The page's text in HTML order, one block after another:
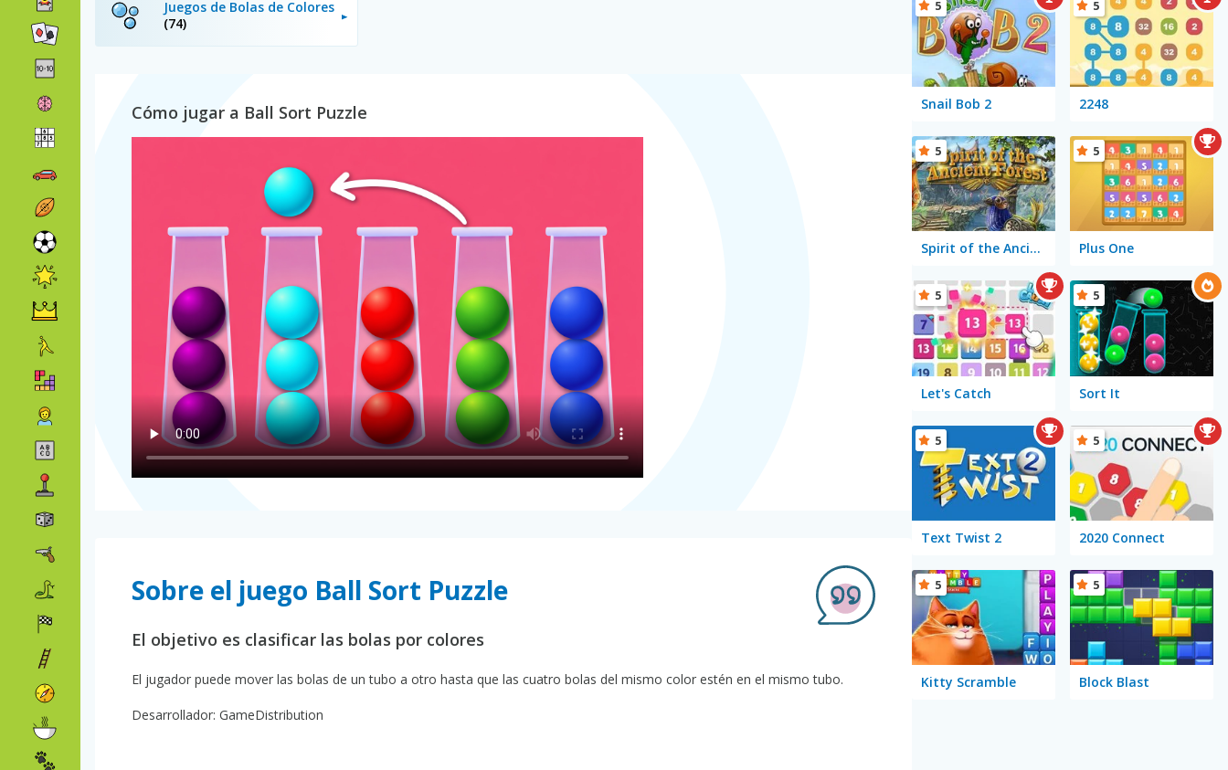
Juegos de Bolas de Colores
(74)
Cómo jugar a Ball Sort Puzzle
Sobre el juego Ball Sort Puzzle
El objetivo es clasificar las bolas por colores
El jugador puede mover las bolas de un tubo a otro hasta que las cuatro bolas del mismo color estén en el mismo tubo.
Desarrollador: GameDistribution
Snail Bob 2
5
2248
5
Spirit of the Ancient Forest
5
Plus One
5
Let's Catch
5
Sort It
5
Text Twist 2
5
2020 Connect
5
Kitty Scramble
5
Block Blast
5